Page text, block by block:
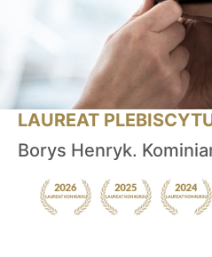
LAUREAT
Borys Henryk.